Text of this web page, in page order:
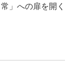
」への扉を開く